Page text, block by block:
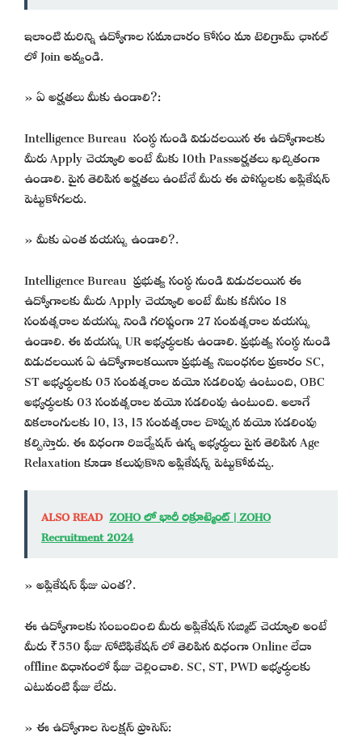
ఇలాంటి మరిన్ని ఉద్యోగాల సమాచారం కోసం మా టెలిగ్రామ్ ఛానల్
లో Join అవ్వండి.
» ఏ అర్హతలు మీకు ఉండాలి?:
Intelligence Bureau సంస్థ నుండి విడుదలయిన ఈ ఉద్యోగాలకు
మీరు Apply చెయ్యాలి అంటే మీకు 10th Passఅర్హతలు ఖచ్చితంగా
ఉండాలి. పైన తెలిపిన అర్హతలు ఉంటేనే మీరు ఈ పోస్టులకు అప్లికేషన్
పెట్టుకోగలరు.
» మీకు ఎంత వయస్సు ఉండాలి?.
Intelligence Bureau ప్రభుత్వ సంస్థ నుండి విడుదలయిన ఈ
ఉద్యోగాలకు మీరు Apply చెయ్యాలి అంటే మీకు కనీసం 18
సంవత్సరాల వయస్సు నిండి గరిష్టంగా 27 సంవత్సరాల వయస్సు
ఉండాలి. ఈ వయస్సు UR అభ్యర్థులకు ఉండాలి. ప్రభుత్వ సంస్థ నుండి
విడుదలయిన ఏ ఉద్యోగాలకయినా ప్రభుత్వ నిబంధనల ప్రకారం SC,
ST అభ్యర్థులకు 05 సంవత్సరాల వయో సడలింపు ఉంటుంది, OBC
అభ్యర్థులకు 03 సంవత్సరాల వయో సడలింపు ఉంటుంది. అలాగే
వికలాంగులకు 10, 13, 15 సంవత్సరాల చొప్పున వయో సడలింపు
కల్పిస్తారు. ఈ విధంగా రిజర్వేషన్ ఉన్న అభ్యర్థులు పైన తెలిపిన Age
Relaxation కూడా కలుపుకొని అప్లికేషన్స్ పెట్టుకోవచ్చు.
ALSO READ ZOHO లో భారీ రిక్రూట్మెంట్ | ZOHO
Recruitment 2024
» అప్లికేషన్ ఫీజు ఎంత?.
ఈ ఉద్యోగాలకు సంబందించి మీరు అప్లికేషన్ సబ్మిట్ చెయ్యాలి అంటే
మీరు ₹550 ఫీజు నోటిఫికేషన్ లో తెలిపిన విధంగా Online లేదా
offline విధానంలో ఫీజు చెల్లించాలి. SC, ST, PWD అభ్యర్థులకు
ఎటువంటి ఫీజు లేదు.
» ఈ ఉద్యోగాల సెలక్షన్ ప్రాసెస్: